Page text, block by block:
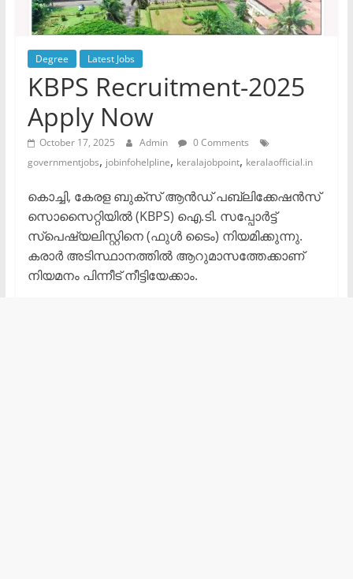
Degree Latest Jobs
KBPS Recruitment-2025
Apply Now
October 17, 2025 Admin
0 Comments
governmentjobs, jobinfohelpline, keralajobpoint, keralaofficial.in
കൊച്ചി, കേരള ബുക്സ് ആൻഡ് പബ്ലിക്കേഷൻസ്
സൊസൈറ്റിയിൽ (KBPS) ഐ.ടി. സപ്പോർട്ട്
സ്പെഷ്യലിസ്റ്റിനെ (ഫുൾ ടൈം) നിയമിക്കുന്നു.
കരാർ അടിസ്ഥാനത്തിൽ ആറുമാസത്തേക്കാണ്
നിയമനം പിന്നീട് നീട്ടിയേക്കാം.